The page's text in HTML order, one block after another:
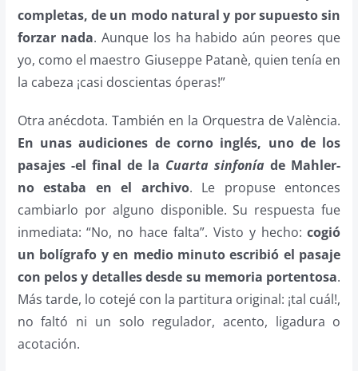
completas, de un modo natural y por supuesto sin
forzar nada. Aunque los ha habido aún peores que
yo, como el maestro Giuseppe Patanè, quien tenía en
la cabeza ¡casi doscientas óperas!”
Otra anécdota. También en la Orquestra de València.
En unas audiciones de corno inglés, uno de los
pasajes -el final de la Cuarta sinfonía de Mahler-
no estaba en el archivo. Le propuse entonces
cambiarlo por alguno disponible. Su respuesta fue
inmediata: “No, no hace falta”. Visto y hecho:cogió
un bolígrafo y en medio minuto escribió el pasaje
con pelos y detalles desde su memoria portentosa.
Más tarde, lo cotejé con la partitura original: ¡tal cuál!,
no faltó ni un solo regulador, acento, ligadura o
acotación.